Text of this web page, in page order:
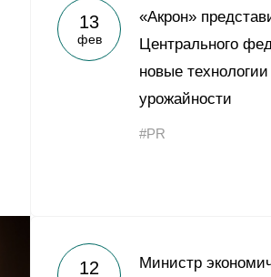
13
фев
«Акрон»
Центрального
новые
урожайности
#PR
12
Министр